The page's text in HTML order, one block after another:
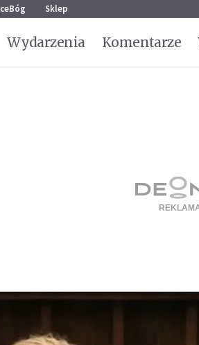
Sklep
Wydarzenia Komentarze